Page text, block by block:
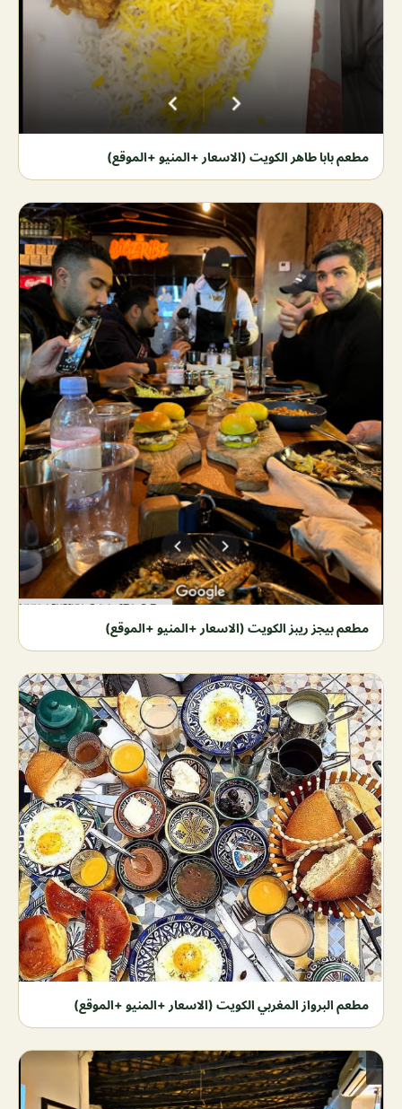
مطعم بابا طاهر الكويت (الاسعار +المنيو +الموقع)
مطعم بيجز ريبز الكويت (الاسعار +المنيو +الموقع)
مطعم البرواز المغربي الكويت (الاسعار +المنيو +الموقع)